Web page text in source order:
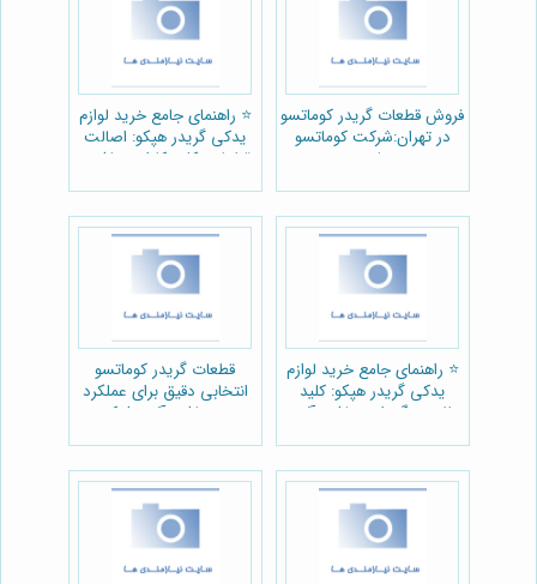
فروش قطعات گریدر کوماتسو
در تهران:شرکت کوماتسو
پارت
⭐️ راهنمای جامع خرید لوازم
یدکی گریدر هپکو: اصالت
قطعات، کلید کارایی ماشین
⭐️ راهنمای جامع خرید لوازم
یدکی گریدر هپکو: کلید
طلایی نگهداری ماشین‌آلات
قطعات گریدر کوماتسو
انتخابی دقیق برای عملکرد
بهتر ماشین‌آلات:شرکت